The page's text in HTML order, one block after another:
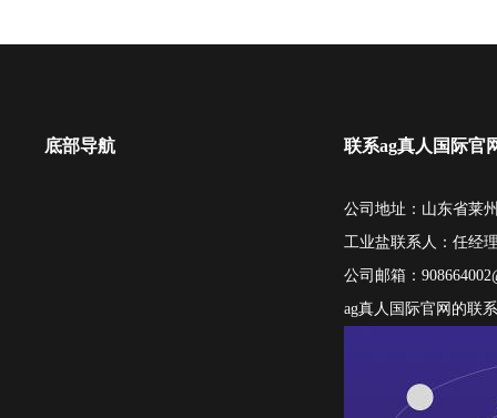
底部导航 联系ag真人国际官
公司地址：山东省莱
工业盐联系人：任经
公司邮箱：
ag真人国际官网的联